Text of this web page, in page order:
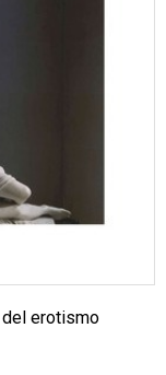
erotismo